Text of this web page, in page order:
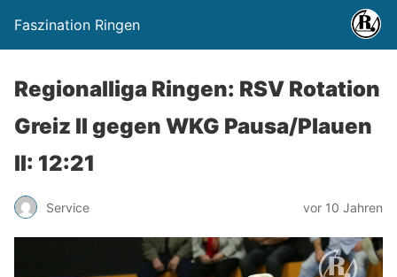
Faszination Ringen
Regionalliga Ringen: RSV Rotation
Greiz II gegen WKG Pausa/Plauen
II: 12:21
Service vor 10 Jahren